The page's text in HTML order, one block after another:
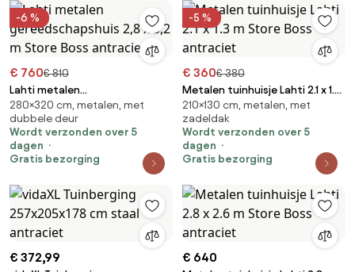
-6 %
€ 760€ 810
Lahti metalen
gereedschapshuis 2,8 x 3,2 m
Store Boss antraciet
280×320 cm, metalen, met
dubbele deur
Wordt verzonden over 5
dagen
Gratis bezorging
-5 %
€ 360€ 380
Metalen tuinhuisje Lahti 2.1 x 1.3
m Store Boss antraciet
210×130 cm, metalen, met
zadeldak
Wordt verzonden over 5
dagen
Gratis bezorging
€ 372,99 € 640